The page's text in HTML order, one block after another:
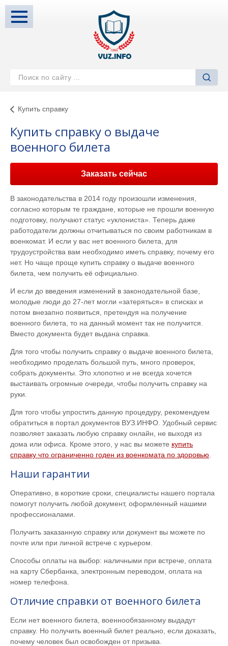
Купить справку
Купить справку о выдаче
военного билета
Заказать сейчас
В законодательства в 2014 году произошли изменения,
согласно которым те граждане, которые не прошли военную
подготовку, получают статус «уклониста». Теперь даже
работодатели должны отчитываться по своим работникам в
военкомат. И если у вас нет военного билета, для
трудоустройства вам необходимо иметь справку, почему его
нет. Но чаще проще купить справку о выдаче военного
билета, чем получить её официально.
И если до введения изменений в законодательной базе,
молодые люди до 27-лет могли «затеряться» в списках и
потом внезапно появиться, претендуя на получение
военного билета, то на данный момент так не получится.
Вместо документа будет выдана справка.
Для того чтобы получить справку о выдаче военного билета,
необходимо проделать большой путь, много проверок,
собрать документы. Это хлопотно и не всегда хочется
выстаивать огромные очереди, чтобы получить справку на
руки.
Для того чтобы упростить данную процедуру, рекомендуем
обратиться в портал документов ВУЗ.ИНФО. Удобный сервис
позволяет заказать любую справку онлайн, не выходя из
дома или офиса. Кроме этого, у нас вы можете купить
справку что ограниченно годен из военкомата по здоровью
Наши гарантии
Оперативно, в короткие сроки, специалисты нашего портала
помогут получить любой документ, оформленный нашими
профессионалами.
Получить заказанную справку или документ вы можете по
почте или при личной встрече с курьером.
Способы оплаты на выбор: наличными при встрече, оплата
на карту Сбербанка, электронным переводом, оплата на
номер телефона.
Отличие справки от военного билета
Если нет военного билета, военнообязанному выдадут
справку. Но получить военный билет реально, если доказать,
почему человек был освобожден от призыва.